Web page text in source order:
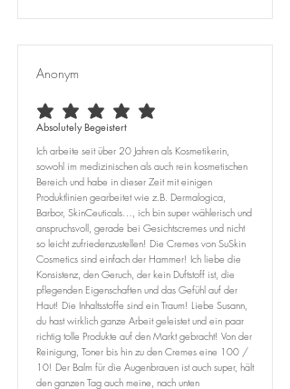
Anonym
average rating is 5 out of 5
Absolutely Begeistert
Ich arbeite seit über 20 Jahren als Kosmetikerin,
sowohl im medizinischen als auch rein kosmetischen
Bereich und habe in dieser Zeit mit einigen
Produktlinien gearbeitet wie z.B. Dermalogica,
Barbor, SkinCeuticals…, ich bin super wählerisch und
anspruchsvoll, gerade bei Gesichtscremes und nicht
so leicht zufriedenzustellen! Die Cremes von SuSkin
Cosmetics sind einfach der Hammer! Ich liebe die
Konsistenz, den Geruch, der kein Duftstoff ist, die
pflegenden Eigenschaften und das Gefühl auf der
Haut! Die Inhaltsstoffe sind ein Traum! Liebe Susann,
du hast wirklich ganze Arbeit geleistet und ein paar
richtig tolle Produkte auf den Markt gebracht! Von der
Reinigung, Toner bis hin zu den Cremes eine 100 /
10! Der Balm für die Augenbrauen ist auch super, hält
den ganzen Tag auch meine, nach unten